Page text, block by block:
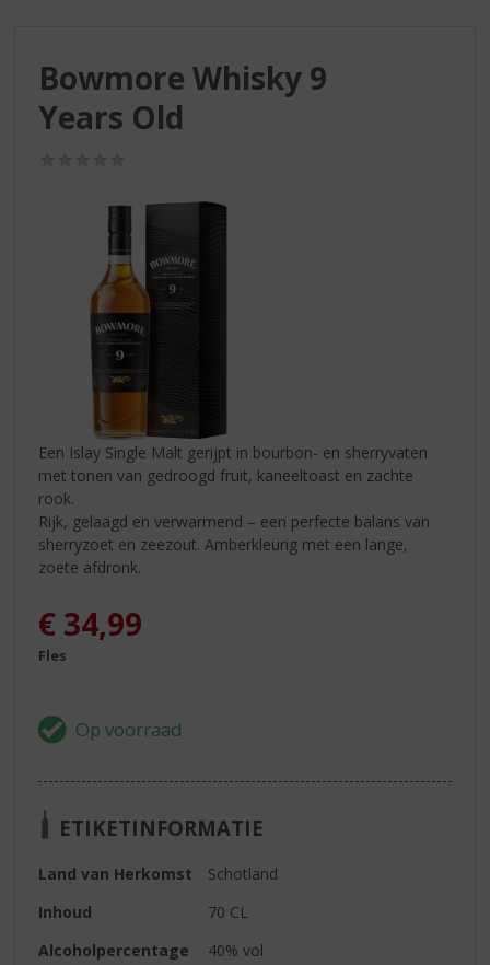
Bowmore Whisky 9
Years Old
Een Islay Single Malt gerijpt in bourbon- en sherryvaten
met tonen van gedroogd fruit, kaneeltoast en zachte
rook.
Rijk, gelaagd en verwarmend – een perfecte balans van
sherryzoet en zeezout. Amberkleurig met een lange,
zoete afdronk.
€ 34,99
Fles
ETIKETINFORMATIE
Land van Herkomst
Schotland
Inhoud
70 CL
Alcoholpercentage
40% vol